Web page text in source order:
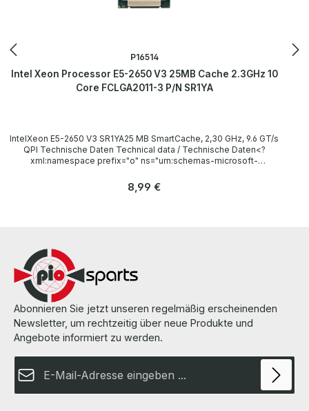
P16514
Intel Xeon Processor E5-2650 V3 25MB Cache 2.3GHz 10
Core FCLGA2011-3 P/N SR1YA
IntelXeon E5-2650 V3 SR1YA25 MB SmartCache, 2,30 GHz, 9.6 GT/s
QPI Technische Daten Technical data / Technische Daten<?
xml:namespace prefix="o" ns="urn:schemas-microsoft-
10 Threads 20 Clock speed / Taktfrequenz 2.30GHz (Turbo:
3.00GHz) L3 Cache 25 MB SmartCache Instruction set / Befehlssatz
The hardware has been overhauled and tested by us.Die Hardware
can be found on the pages of the manufacturer.Weitere
Informationen und Details finden Sie auf den Seiten des
Herstellers.All parts are used but 100% OK!!!Alle Teile sind
gebraucht aber 100 % in Ordnung!!!
Regulärer Preis:
8,99 €
Abonnieren Sie jetzt unseren regelmäßig erscheinenden
Newsletter, um rechtzeitig über neue Produkte und
Angebote informiert zu werden.